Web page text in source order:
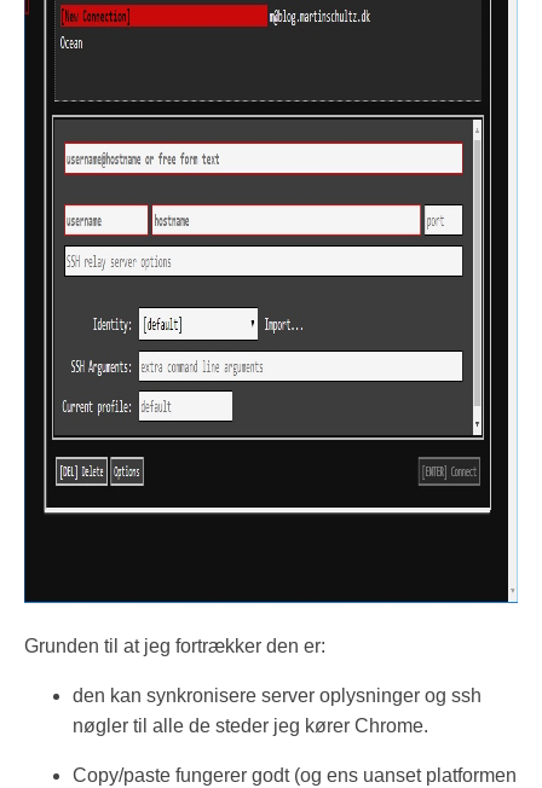
Grunden til at jeg fortrækker den er:
den kan synkronisere server oplysninger og ssh
nøgler til alle de steder jeg kører Chrome.
Copy/paste fungerer godt (og ens uanset platformen